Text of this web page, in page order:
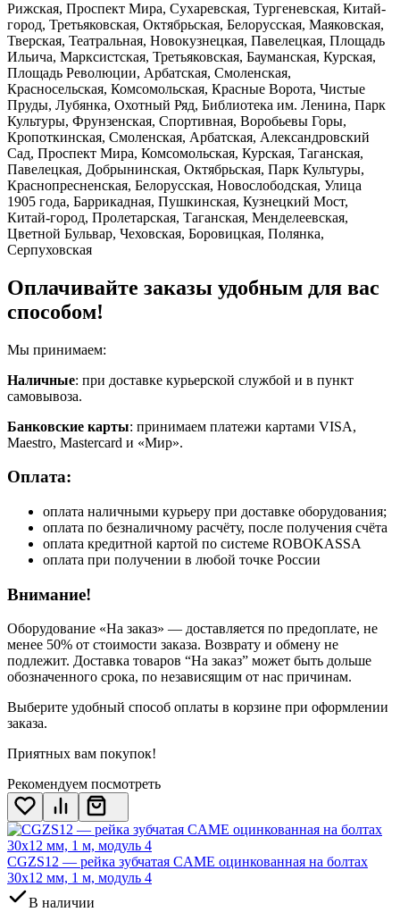
Рижская, Проспект Мира, Сухаревская, Тургеневская, Китай-
город, Третьяковская, Октябрьская, Белорусская, Маяковская,
Тверская, Театральная, Новокузнецкая, Павелецкая, Площадь
Ильича, Марксистская, Третьяковская, Бауманская, Курская,
Площадь Революции, Арбатская, Смоленская,
Красносельская, Комсомольская, Красные Ворота, Чистые
Пруды, Лубянка, Охотный Ряд, Библиотека им. Ленина, Парк
Культуры, Фрунзенская, Спортивная, Воробьевы Горы,
Кропоткинская, Смоленская, Арбатская, Александровский
Сад, Проспект Мира, Комсомольская, Курская, Таганская,
Павелецкая, Добрынинская, Октябрьская, Парк Культуры,
Краснопресненская, Белорусская, Новослободская, Улица
1905 года, Баррикадная, Пушкинская, Кузнецкий Мост,
Китай-город, Пролетарская, Таганская, Менделеевская,
Цветной Бульвар, Чеховская, Боровицкая, Полянка,
Серпуховская
Оплачивайте заказы удобным для вас
способом!
Мы принимаем:
Наличные: при доставке курьерской службой и в пункт
самовывоза.
Банковские карты: принимаем платежи картами VISA,
Maestro, Masterсard и «Мир».
Оплата:
оплата наличными курьеру при доставке оборудования;
оплата по безналичному расчёту, после получения счёта
оплата кредитной картой по системе ROBOKASSA
оплата при получении в любой точке России
Внимание!
Оборудование «На заказ» — доставляется по предоплате, не
менее 50% от стоимости заказа. Возврату и обмену не
подлежит. Доставка товаров “На заказ” может быть дольше
обозначенного срока, по независящим от нас причинам.
Выберите удобный способ оплаты в корзине при оформлении
заказа.
Приятных вам покупок!
Рекомендуем посмотреть
CGZS12 — рейка зубчатая CAME оцинкованная на болтах
30x12 мм, 1 м, модуль 4
В наличии